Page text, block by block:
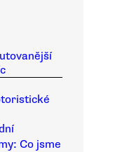
Co jsme